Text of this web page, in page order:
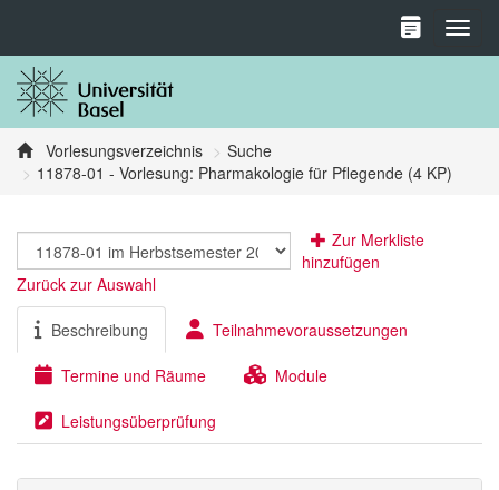
Vorlesungsverzeichnis
Suche
11878-01 - Vorlesung: Pharmakologie für Pflegende (4 KP)
Zur Merkliste
hinzufügen
Zurück zur Auswahl
Beschreibung Teilnahmevoraussetzungen
Termine und Räume Module
Leistungsüberprüfung